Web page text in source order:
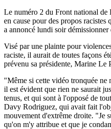
Le numéro 2 du Front national de
en cause pour des propos
a annoncé lundi soir
Visé par une plainte pour
raciste, il aurait de toutes façons
prévenu sa présidente, Marine Le
"Même si cette vidéo tronquée ne
il est évident que rien ne saurait
tenus, et qui sont à l'opposé de
Davy Rodriguez, qui avait fait
mouvement d'extrême droite. "Je
qu'on m'y attribue et que je